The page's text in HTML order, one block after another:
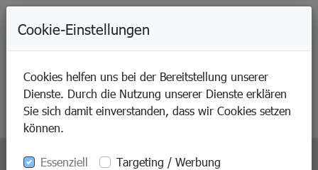
Cookie-Einstellungen
Cookies helfen uns bei der Bereitstellung unserer
Dienste. Durch die Nutzung unserer Dienste erklären
Sie sich damit einverstanden, dass wir Cookies setzen
können.
Essenziell Targeting / Werbung